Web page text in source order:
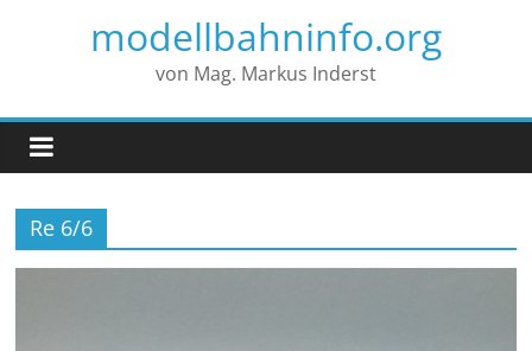
modellbahninfo.org
von Mag. Markus Inderst
Re 6/6